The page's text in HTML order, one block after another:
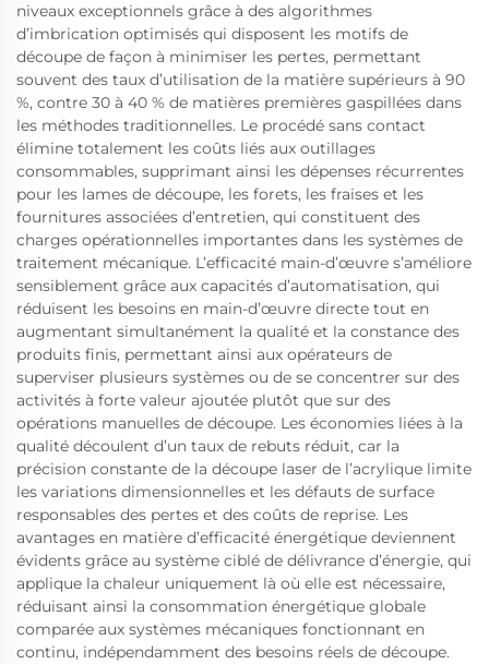
niveaux exceptionnels grâce à des algorithmes
d’imbrication optimisés qui disposent les motifs de
découpe de façon à minimiser les pertes, permettant
souvent des taux d’utilisation de la matière supérieurs à 90
%, contre 30 à 40 % de matières premières gaspillées dans
les méthodes traditionnelles. Le procédé sans contact
élimine totalement les coûts liés aux outillages
consommables, supprimant ainsi les dépenses récurrentes
pour les lames de découpe, les forets, les fraises et les
fournitures associées d’entretien, qui constituent des
charges opérationnelles importantes dans les systèmes de
traitement mécanique. L’efficacité main-d’œuvre s’améliore
sensiblement grâce aux capacités d’automatisation, qui
réduisent les besoins en main-d’œuvre directe tout en
augmentant simultanément la qualité et la constance des
produits finis, permettant ainsi aux opérateurs de
superviser plusieurs systèmes ou de se concentrer sur des
activités à forte valeur ajoutée plutôt que sur des
opérations manuelles de découpe. Les économies liées à la
qualité découlent d’un taux de rebuts réduit, car la
précision constante de la découpe laser de l’acrylique limite
les variations dimensionnelles et les défauts de surface
responsables des pertes et des coûts de reprise. Les
avantages en matière d’efficacité énergétique deviennent
évidents grâce au système ciblé de délivrance d’énergie, qui
applique la chaleur uniquement là où elle est nécessaire,
réduisant ainsi la consommation énergétique globale
comparée aux systèmes mécaniques fonctionnant en
continu, indépendamment des besoins réels de découpe.